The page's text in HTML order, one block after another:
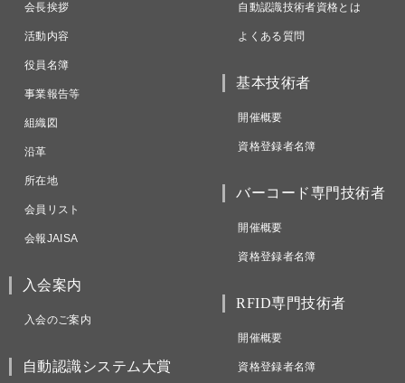
会長挨拶
活動内容
役員名簿
事業報告等
組織図
沿革
所在地
会員リスト
会報JAISA
入会案内
入会のご案内
自動認識システム大賞
自動認識技術者資格とは
よくある質問
基本技術者
開催概要
資格登録者名簿
バーコード専門技術者
開催概要
資格登録者名簿
RFID専門技術者
開催概要
資格登録者名簿